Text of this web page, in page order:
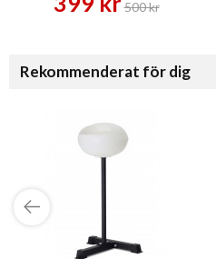
500 kr
Rekommenderat för dig